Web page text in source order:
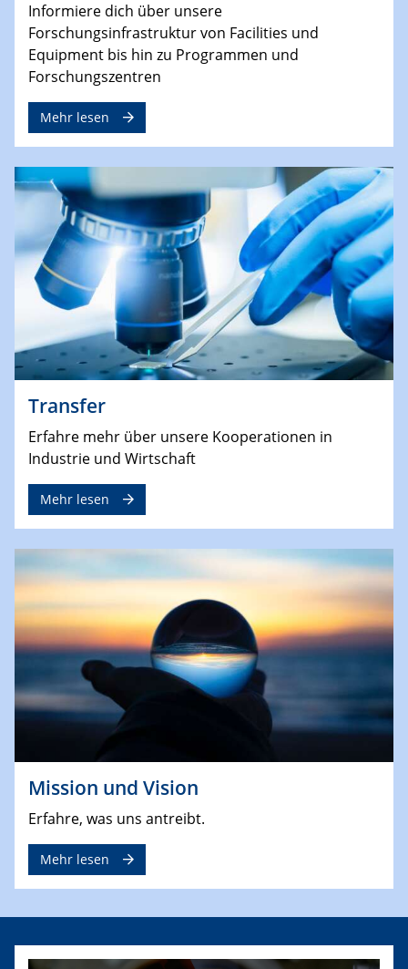
Informiere dich über unsere
Forschungsinfrastruktur von Facilities und
Equipment bis hin zu Programmen und
Forschungszentren
Mehr lesen
Transfer
Erfahre mehr über unsere Kooperationen in
Industrie und Wirtschaft
Mehr lesen
Mission und Vision
Erfahre, was uns antreibt.
Mehr lesen